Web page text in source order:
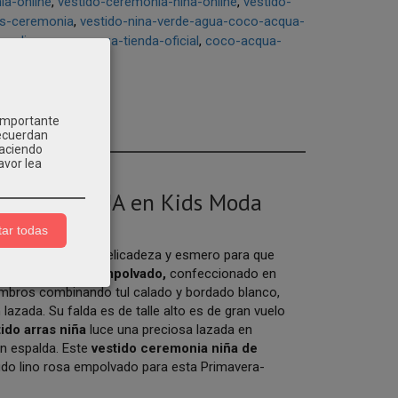
ceremonia vestido-nina-verde-agua-coco-acqua-
online coco-acqua-tienda-oficial coco-acqua-
ACQUA en Kids Moda
confeccionado delicadeza y esmero para que
rosa empolvado,confeccionado en
combinando tul calado y bordado blanco,
Su falda es de talle alto es de gran vuelo
arras niña luce una preciosa lazada en
espalda. Estevestido ceremonia niña de
lino rosa empolvado para esta Primavera-
lea
todas